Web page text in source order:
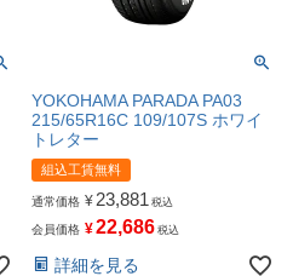
YOKOHAMA PARADA PA03
215/65R16C 109/107S ホワイ
トレター
組込工賃無料
通常価格 ¥ 23,881 税込
会員価格 ¥22,686 税込
詳細を見る